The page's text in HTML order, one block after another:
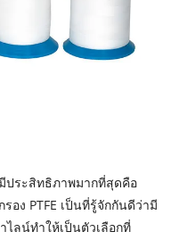
ประสิทธิภาพมากที่สุดคือ
อง PTFE เป็นที่รู้จักกันดีว่ามี
ลน์ทำให้เป็นตัวเลือกที่